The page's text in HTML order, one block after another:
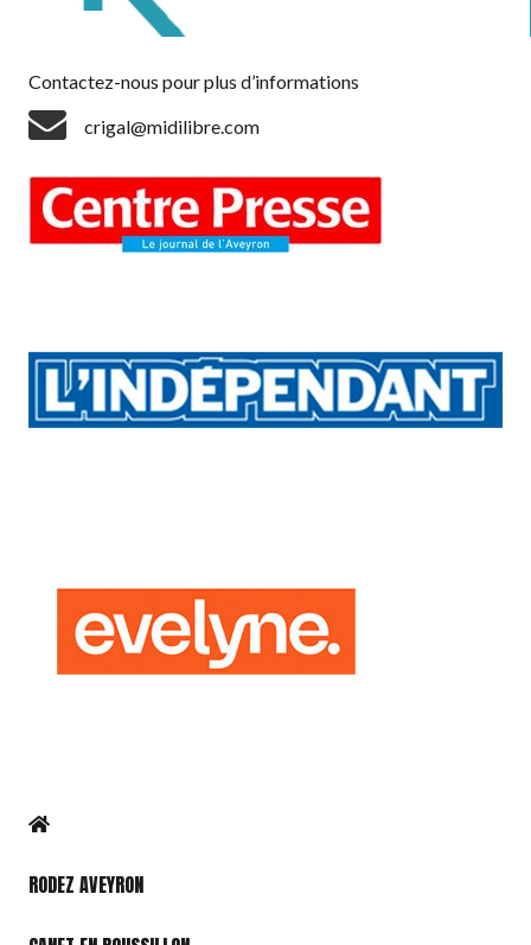
Contactez-nous pour plus d’informations
crigal@midilibre.com
RODEZ AVEYRON